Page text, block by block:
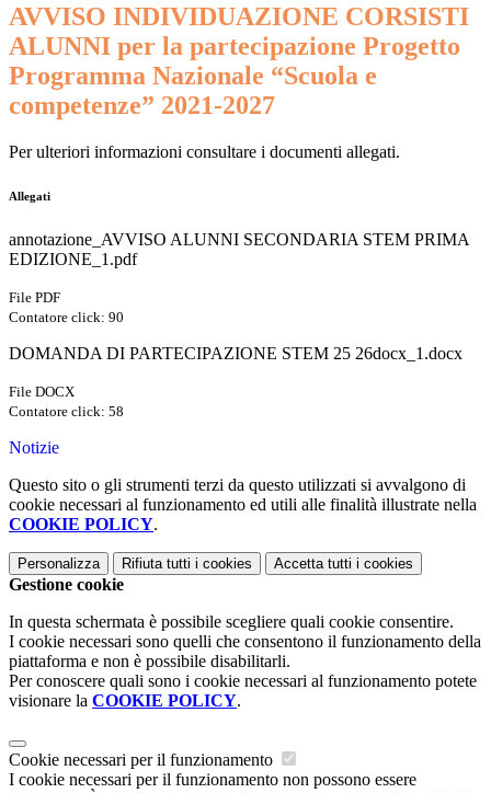
AVVISO INDIVIDUAZIONE CORSISTI
ALUNNI per la partecipazione Progetto
Programma Nazionale “Scuola e
competenze” 2021-2027
Per ulteriori informazioni consultare i documenti allegati.
Allegati
annotazione_AVVISO ALUNNI SECONDARIA STEM PRIMA
EDIZIONE_1.pdf
File PDF
Contatore click: 90
DOMANDA DI PARTECIPAZIONE STEM 25 26docx_1.docx
File DOCX
Contatore click: 58
Notizie
Questo sito o gli strumenti terzi da questo utilizzati si avvalgono di
cookie necessari al funzionamento ed utili alle finalità illustrate nella
COOKIE POLICY.
Personalizza Rifiuta tutti i cookies Accetta tutti i cookies
Gestione cookie
In questa schermata è possibile scegliere quali cookie consentire.
I cookie necessari sono quelli che consentono il funzionamento della
piattaforma e non è possibile disabilitarli.
Per conoscere quali sono i cookie necessari al funzionamento potete
visionare la COOKIE POLICY.
Cookie necessari per il funzionamento
I cookie necessari per il funzionamento non possono essere